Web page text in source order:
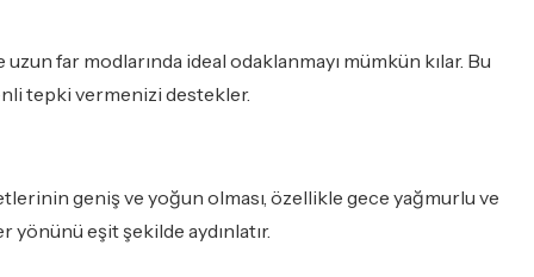
far modlarında ideal odaklanmayı mümkün kılar. Bu
tepki vermenizi destekler.
geniş ve yoğun olması, özellikle gece yağmurlu ve
yönünü eşit şekilde aydınlatır.